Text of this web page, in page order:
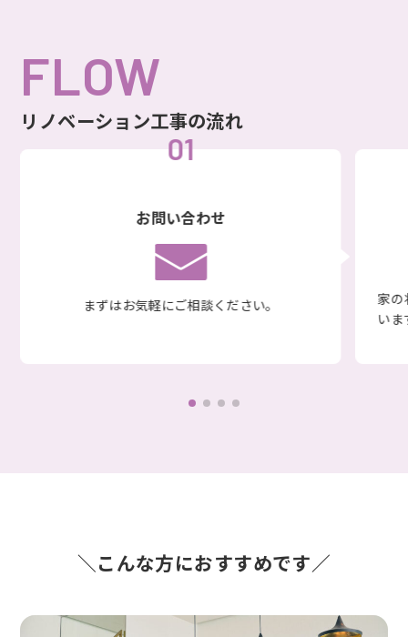
FLOW
リノベーション工事の流れ
01
お問い合わせ
まずはお気軽にご相談ください。
家の
いま
こんな方におすすめです